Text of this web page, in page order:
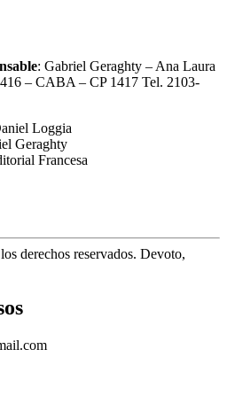
: Gabriel Geraghty – Ana Laura
– CABA – CP 1417 Tel. 2103-
Loggia
Geraghty
Francesa
derechos reservados. Devoto,